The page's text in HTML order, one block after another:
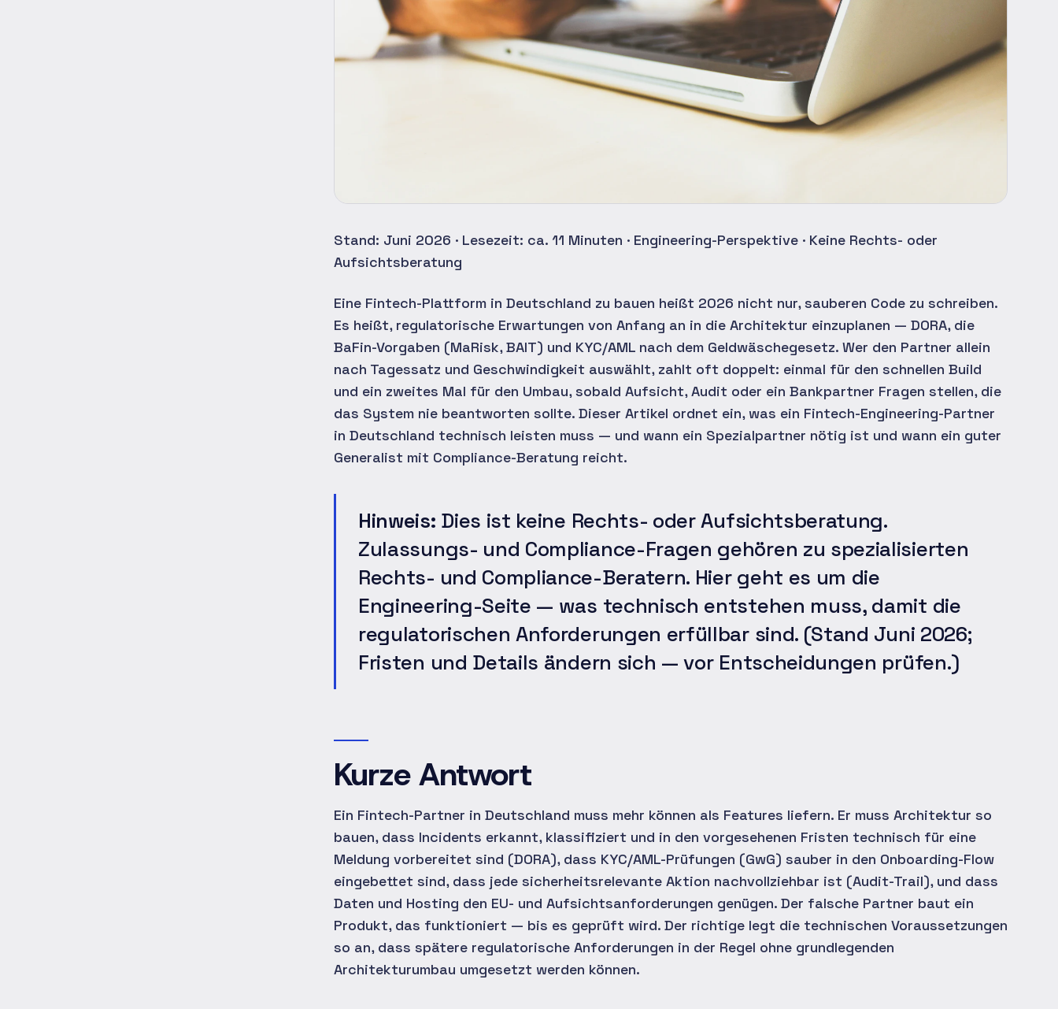
Stand: Juni 2026 · Lesezeit: ca. 11 Minuten · Engineering-Perspektive · Keine Rechts- oder
Aufsichtsberatung
Eine Fintech-Plattform in Deutschland zu bauen heißt 2026 nicht nur, sauberen Code zu schreiben.
Es heißt, regulatorische Erwartungen von Anfang an in die Architektur einzuplanen — DORA, die
BaFin-Vorgaben (MaRisk, BAIT) und KYC/AML nach dem Geldwäschegesetz. Wer den Partner allein
nach Tagessatz und Geschwindigkeit auswählt, zahlt oft doppelt: einmal für den schnellen Build
und ein zweites Mal für den Umbau, sobald Aufsicht, Audit oder ein Bankpartner Fragen stellen, die
das System nie beantworten sollte. Dieser Artikel ordnet ein, was ein Fintech-Engineering-Partner
in Deutschland technisch leisten muss — und wann ein Spezialpartner nötig ist und wann ein guter
Generalist mit Compliance-Beratung reicht.
Hinweis: Dies ist keine Rechts- oder Aufsichtsberatung.
Zulassungs- und Compliance-Fragen gehören zu spezialisierten
Rechts- und Compliance-Beratern. Hier geht es um die
Engineering-Seite — was technisch entstehen muss, damit die
regulatorischen Anforderungen erfüllbar sind. (Stand Juni 2026;
Fristen und Details ändern sich — vor Entscheidungen prüfen.)
Kurze Antwort
Ein Fintech-Partner in Deutschland muss mehr können als Features liefern. Er muss Architektur so
bauen, dass Incidents erkannt, klassifiziert und in den vorgesehenen Fristen technisch für eine
Meldung vorbereitet sind (DORA), dass KYC/AML-Prüfungen (GwG) sauber in den Onboarding-Flow
eingebettet sind, dass jede sicherheitsrelevante Aktion nachvollziehbar ist (Audit-Trail), und dass
Daten und Hosting den EU- und Aufsichtsanforderungen genügen. Der falsche Partner baut ein
Produkt, das funktioniert — bis es geprüft wird. Der richtige legt die technischen Voraussetzungen
so an, dass spätere regulatorische Anforderungen in der Regel ohne grundlegenden
Architekturumbau umgesetzt werden können.